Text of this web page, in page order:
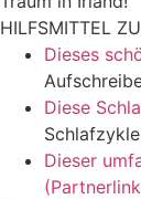
HILFSMITTEL
Dieses
Diese
Dieser